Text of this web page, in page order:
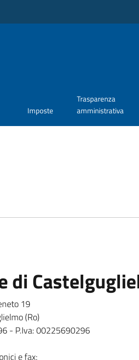
Imposte
Trasparenza
amministrativa
di
19
(Ro)
- P.Iva: 00225690296
e fax: